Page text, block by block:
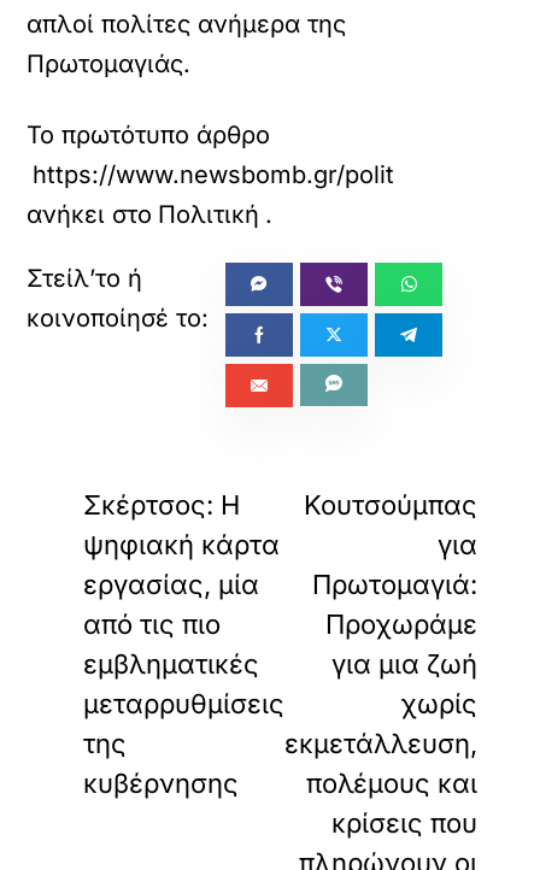
απλοί πολίτες ανήμερα της
Πρωτομαγιάς.
Το πρωτότυπο άρθρο
https://www.newsbomb.gr/politikh/story/
ανήκει στο Πολιτική .
Σκέρτσος: Η
ψηφιακή κάρτα
εργασίας, μία
από τις πιο
εμβληματικές
μεταρρυθμίσεις
της
κυβέρνησης
Κουτσούμπας
για
Πρωτομαγιά:
Προχωράμε
για μια ζωή
χωρίς
εκμετάλλευση,
πολέμους και
κρίσεις που
πληρώνουν οι